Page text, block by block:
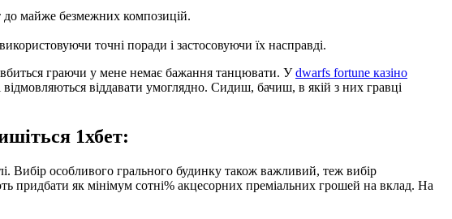
до майже безмежних композицій.
точні поради і застосовуючи їх насправді.
граючи у мене немає бажання танцювати. Уdwarfs fortune казiно
віддавати умоглядно. Сидиш, бачиш, в якій з них гравці
1хбет:
Вибір особливого грального будинку також важливий, теж вибір
придбати як мінімум сотні% акцесорних преміальних грошей на вклад. На